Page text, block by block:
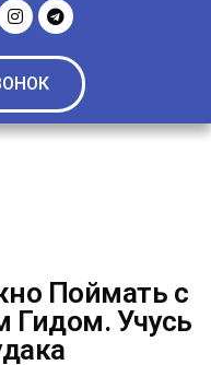
Поймать с
Гидом. Учусь